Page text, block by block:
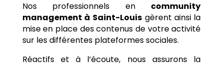
Nos professionnels en community
management à Saint-Louis gèrent ainsi la
mise en place des contenus de votre activité
sur les différentes plateformes sociales.
Réactifs et à l’écoute, nous assurons la